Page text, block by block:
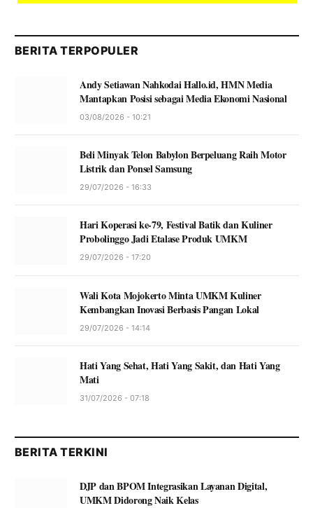
BERITA TERPOPULER
Andy Setiawan Nahkodai Hallo.id, HMN Media
Mantapkan Posisi sebagai Media Ekonomi Nasional
03/08/2026 - 10:21
Beli Minyak Telon Babylon Berpeluang Raih Motor
Listrik dan Ponsel Samsung
29/07/2026 - 16:33
Hari Koperasi ke-79, Festival Batik dan Kuliner
Probolinggo Jadi Etalase Produk UMKM
29/07/2026 - 17:20
Wali Kota Mojokerto Minta UMKM Kuliner
Kembangkan Inovasi Berbasis Pangan Lokal
29/07/2026 - 14:14
Hati Yang Sehat, Hati Yang Sakit, dan Hati Yang
Mati
31/07/2026 - 07:18
BERITA TERKINI
DJP dan BPOM Integrasikan Layanan Digital,
UMKM Didorong Naik Kelas